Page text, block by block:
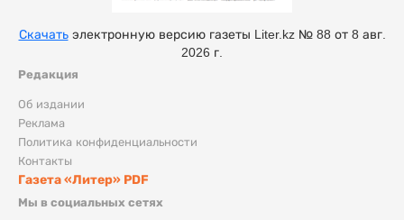
Редакция
Об издании
Реклама
Политика конфиденциальности
Контакты
Газета «Литер» PDF
Мы в социальных сетях
Скачатьэлектронную версию газеты Liter.kz № 88 от 8 авг.
2026 г.